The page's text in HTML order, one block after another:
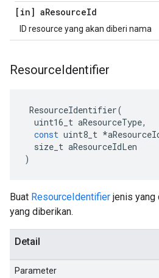
[in] aResourceId
ID resource yang akan diberi nama
ResourceIdentifier
ResourceIdentifier(
uint16_t aResourceType,
const uint8_t *
size_t aResourceIdLen
)
Buat ResourceIdentifier jenis yang
yang diberikan.
Detail
Parameter